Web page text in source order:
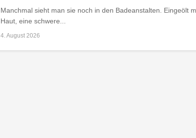
Manchmal sieht man sie noch in den Badeanstalten. Eingeölt
Haut, eine schwere...
4. August 2026